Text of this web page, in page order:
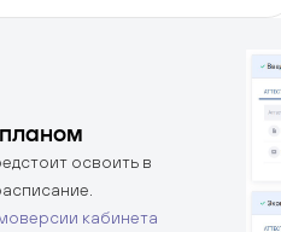
освоить в
кабинета